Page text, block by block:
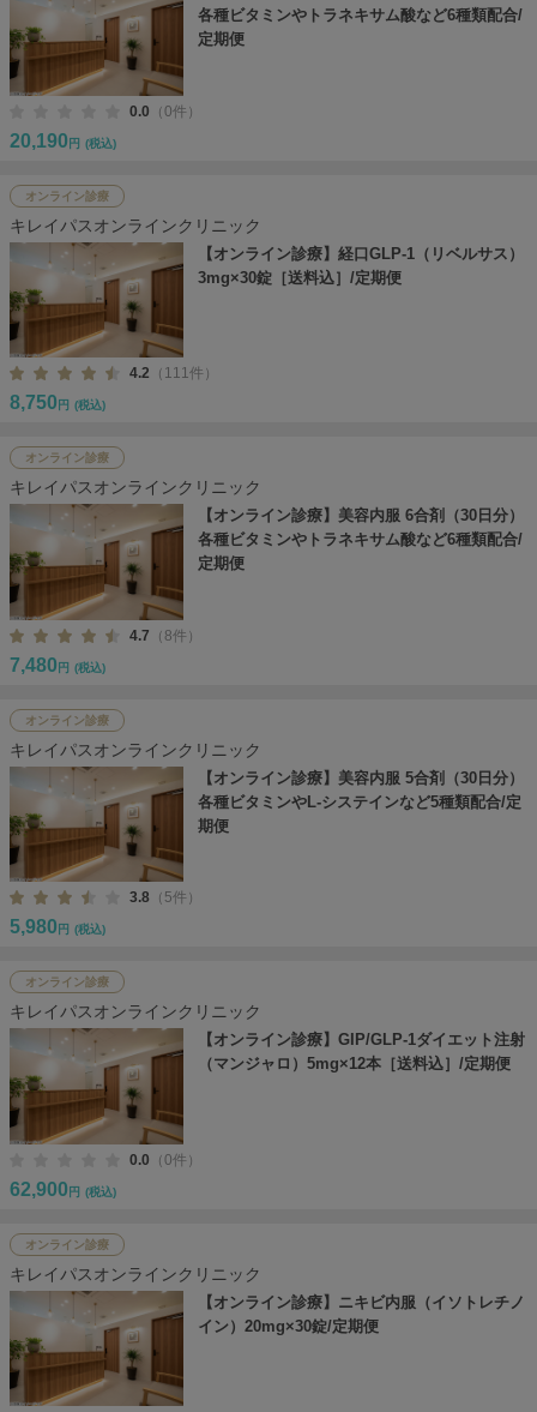
各種ビタミンやトラネキサム酸など6種類配合/
定期便
0.0 （0件）
20,190 円 (税込)
オンライン診療
キレイパスオンラインクリニック
【オンライン診療】経口GLP-1（リベルサス）
3mg×30錠［送料込］/定期便
4.2 （111件）
8,750 円 (税込)
オンライン診療
キレイパスオンラインクリニック
【オンライン診療】美容内服 6合剤（30日分）
各種ビタミンやトラネキサム酸など6種類配合/
定期便
4.7 （8件）
7,480 円 (税込)
オンライン診療
キレイパスオンラインクリニック
【オンライン診療】美容内服 5合剤（30日分）
各種ビタミンやL-システインなど5種類配合/定
期便
3.8 （5件）
5,980 円 (税込)
オンライン診療
キレイパスオンラインクリニック
【オンライン診療】GIP/GLP-1ダイエット注射
（マンジャロ）5mg×12本［送料込］/定期便
0.0 （0件）
62,900 円 (税込)
オンライン診療
キレイパスオンラインクリニック
【オンライン診療】ニキビ内服（イソトレチノ
イン）20mg×30錠/定期便